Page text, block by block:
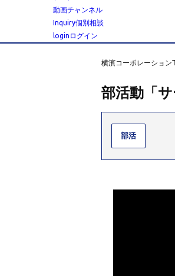
動画チャンネル
Inquiry個別相談
login ログイン
横濱コーポレーション
部活動「サ
部活